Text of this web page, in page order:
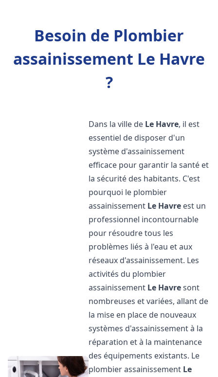
Besoin de Plombier
assainissement Le Havre
?
Dans la ville de Le Havre, il est
essentiel de disposer d'un
système d'assainissement
efficace pour garantir la santé et
la sécurité des habitants. C'est
pourquoi le plombier
assainissement Le Havre est un
professionnel incontournable
pour résoudre tous les
problèmes liés à l'eau et aux
réseaux d'assainissement. Les
activités du plombier
assainissement Le Havresont
nombreuses et variées, allant de
la mise en place de nouveaux
systèmes d'assainissement à la
réparation et à la maintenance
des équipements existants. Le
plombier assainissement Le